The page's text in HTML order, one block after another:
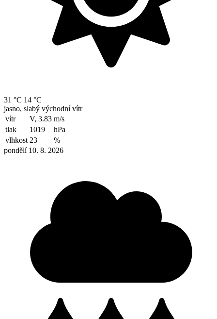
31 °C 14 °C
jasno, slabý východní vítr
vítr
V, 3.83 m/s
tlak
1019
hPa
vlhkost 23
%
pondělí 10. 8. 2026